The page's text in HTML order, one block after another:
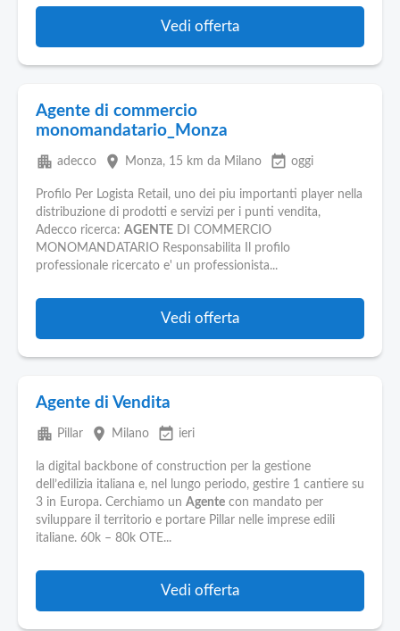
Vedi offerta
Agente di commercio
monomandatario_Monza
apartment adecco place Monza, 15 km da Milano event_available oggi
Profilo Per Logista Retail, uno dei piu importanti player nella
distribuzione di prodotti e servizi per i punti vendita,
Adecco ricerca: AGENTE DI COMMERCIO
MONOMANDATARIO Responsabilita Il profilo
professionale ricercato e' un professionista...
Vedi offerta
Agente di Vendita
apartment Pillar place Milano event_available ieri
la digital backbone of construction per la gestione
dell’edilizia italiana e, nel lungo periodo, gestire 1 cantiere su
3 in Europa. Cerchiamo un Agente con mandato per
sviluppare il territorio e portare Pillar nelle imprese edili
italiane. 60k – 80k OTE...
Vedi offerta